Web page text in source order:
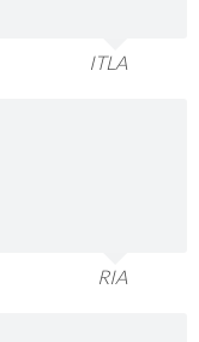
ITLA
RIA